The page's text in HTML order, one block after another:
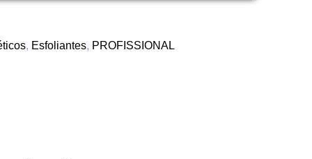
, Esfoliantes, PROFISSIONAL